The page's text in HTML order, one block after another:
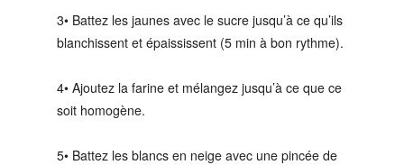
3• Battez les jaunes avec le sucre jusqu’à ce qu’ils
blanchissent et épaississent (5 min à bon rythme).
4• Ajoutez la farine et mélangez jusqu’à ce que ce
soit homogène.
5• Battez les blancs en neige avec une pincée de